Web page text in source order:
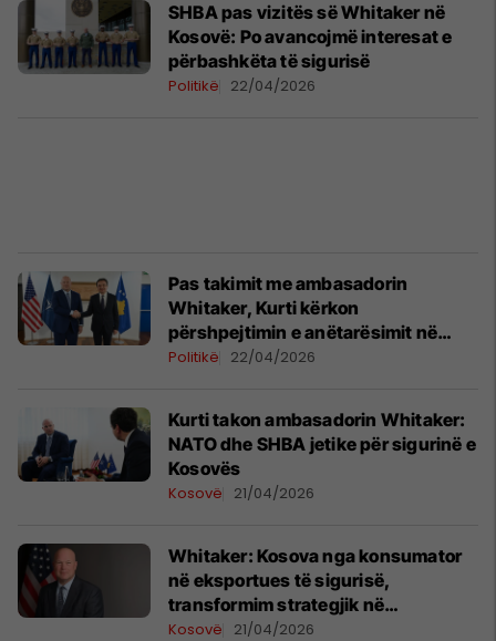
SHBA pas vizitës së Whitaker në
Kosovë: Po avancojmë interesat e
përbashkëta të sigurisë
Politikë 22/04/2026
Pas takimit me ambasadorin
Whitaker, Kurti kërkon
përshpejtimin e anëtarësimit në
NATO
Politikë 22/04/2026
Kurti takon ambasadorin Whitaker:
NATO dhe SHBA jetike për sigurinë e
Kosovës
Kosovë 21/04/2026
Whitaker: Kosova nga konsumator
në eksportues të sigurisë,
transformim strategjik në
bashkëpunim me NATO-n
Kosovë 21/04/2026